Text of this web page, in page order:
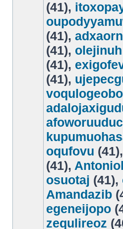
(41),
(41), adxaorn
(41), olejinuh
(41),
(41),
oqufovu (41),
(41),
osuotaj (41),
Amandazib
egeneijopo
zequlireoz